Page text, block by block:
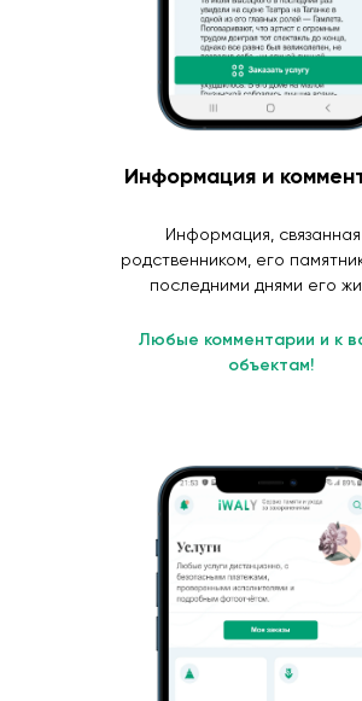
Информация и
Информация,
родственником, его
последними днями его
Любые комментарии и к
объектам!